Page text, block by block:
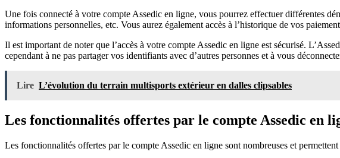
Une fois connecté à votre compte Assedic en ligne, vous pourrez effectuer différentes
informations personnelles, etc. Vous aurez également accès à l’historique de vos
Il est important de noter que l’accès à votre compte Assedic en ligne est sécurisé.
cependant à ne pas partager vos identifiants avec d’autres personnes et à vous
Lire L’évolution du terrain multisports extérieur en dalles clipsables
Les fonctionnalités offertes par le compte Assedic en
Les fonctionnalités offertes par le compte Assedic en ligne sont nombreuses et